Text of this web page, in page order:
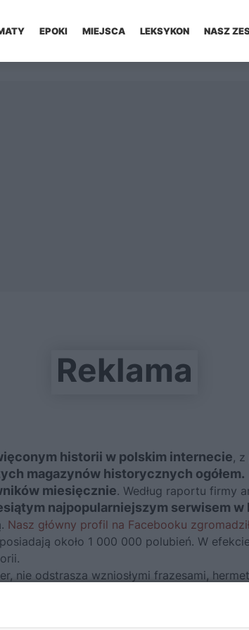
EPOKI MIEJSCA LEKSYKON NASZ
Reklama
historii w polskim internecie,
magazynów historycznych ogółem.
miesięcznie. Według raportu firmy
najpopularniejszym serwisem w
Nasz główny profil na Facebooku
około 1 000 000 polubień. W
nie odstrasza wzniosłymi frazesami,
grupy czytelników.
kontrowersjach, absurdach,